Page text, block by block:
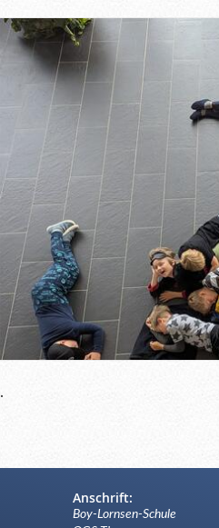
.
Anschrift:
Boy-Lornsen-Schule